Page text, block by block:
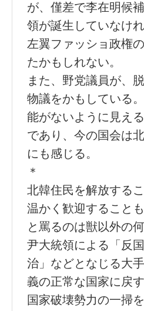
が、僅差で李在明候
領が誕生していなけ
左翼ファッショ政権
たかもしれない。
また、野党議員が、
物議をかもしている
能がないように見え
であり、今の国会は
にも感じる。
＊
北韓住民を解放する
温かく歓迎すること
と罵るのは獣以外の
尹大統領による「反
治」などとなじる大
義の正常な国家に戻
国家破壊勢力の一掃